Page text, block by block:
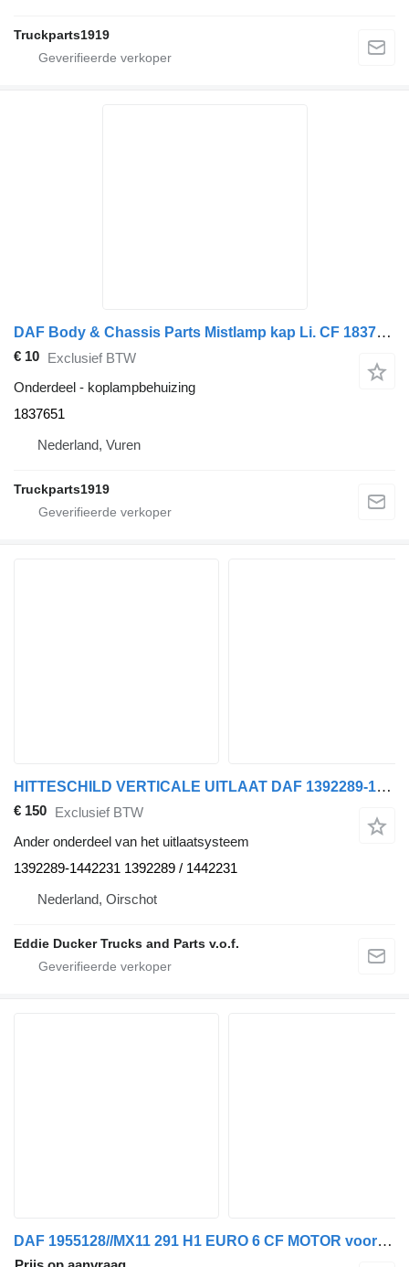
Truckparts1919
DAF Body & Chassis Parts Mistlamp kap Li. CF 1837651 koplampbehuizing voor vrachtwagen
€ 10 Exclusief BTW
Onderdeel - koplampbehuizing
1837651
Nederland, Vuren
Truckparts1919
HITTESCHILD VERTICALE UITLAAT DAF 1392289-1442231 Hitteschild Verticale Uitlaat CF Nieuw voor DAF CF vrachtwagen
€ 150 Exclusief BTW
Ander onderdeel van het uitlaatsysteem
1392289-1442231 1392289 / 1442231
Nederland, Oirschot
Eddie Ducker Trucks and Parts v.o.f.
DAF 1955128//MX11 291 H1 EURO 6 CF MOTOR voor vrachtwagen